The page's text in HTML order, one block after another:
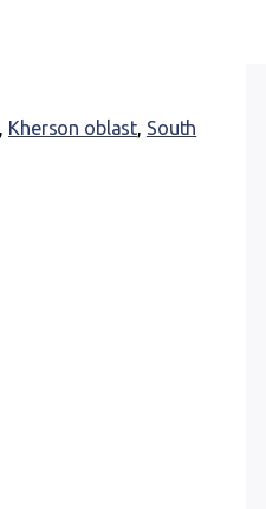
, Kherson oblast, South